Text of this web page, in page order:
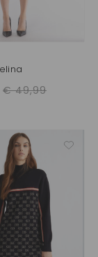
€ 49,99